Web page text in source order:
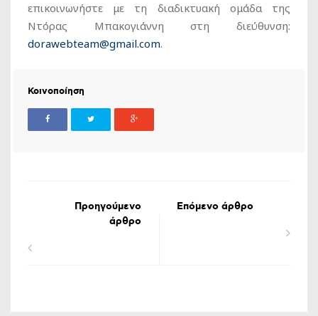
επικοινωνήστε με τη διαδικτυακή ομάδα της
Ντόρας Μπακογιάννη στη διεύθυνση:
dorawebteam@gmail.com.
Κοινοποίηση
Προηγούμενο
άρθρο
Επόμενο άρθρο